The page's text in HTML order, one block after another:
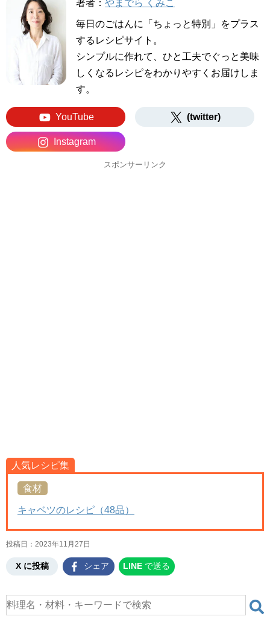
著者： やまでら くみこ
毎日のごはんに「ちょっと特別」をプラス
するレシピサイト。
シンプルに作れて、ひと工夫でぐっと美味
しくなるレシピをわかりやすくお届けしま
す。
YouTube (twitter)
Instagram
スポンサーリンク
人気レシピ集
食材
キャベツのレシピ（48品）
投稿日： 2023年11月27日
X に投稿 シェア LINE で送る